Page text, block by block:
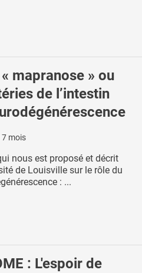
mapranose » ou
de l’intestin
7 mois
nous est proposé et décrit
de Louisville sur le rôle du
: ...
: L'espoir de